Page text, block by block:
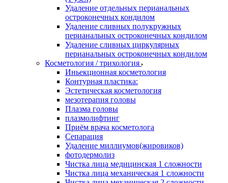
Удаление отдельных перианальных
остроконечных кондилом
Удаление сливных полукружных
перианальных остроконечных кондилом
Удаление сливных циркулярных
перианальных остроконечных кондилом
Косметология / трихология
Иньекционная косметология
Контурная пластика:
Эстетическая косметология
мезотерапия головы
Плазма головы
плазмолифтинг
Приём врача косметолога
Сепарация
Удаление миллиумов(жировиков)
фотодермолиз
Чистка лица медицинская 1 сложности
Чистка лица механическая 1 сложности